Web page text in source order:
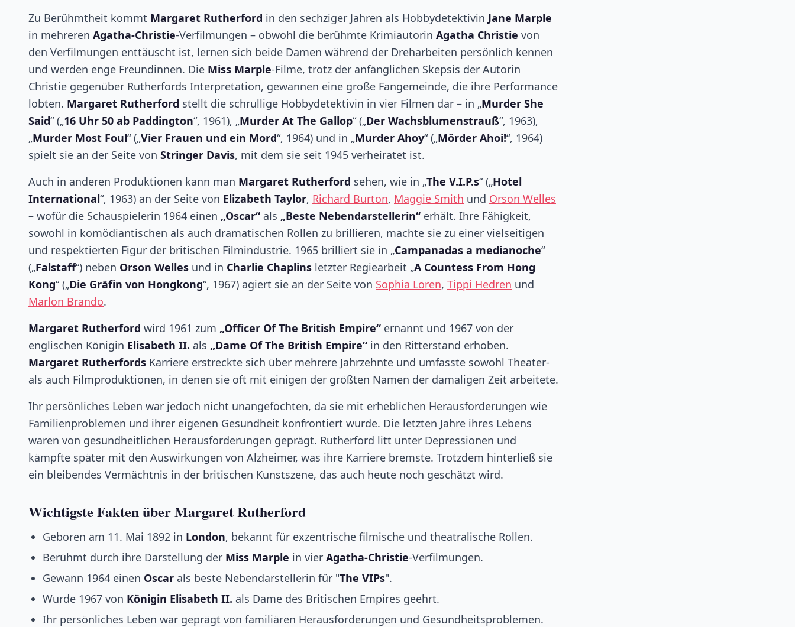
Zu Berühmtheit kommt Margaret Rutherford in den sechziger Jahren als Hobbydetektivin Jane Marple
in mehreren Agatha-Christie-Verfilmungen – obwohl die berühmte Krimiautorin Agatha Christie von
den Verfilmungen enttäuscht ist, lernen sich beide Damen während der Dreharbeiten persönlich kennen
und werden enge Freundinnen. Die Miss Marple-Filme, trotz der anfänglichen Skepsis der Autorin
Christie gegenüber Rutherfords Interpretation, gewannen eine große Fangemeinde, die ihre Performance
lobten. Margaret Rutherford stellt die schrullige Hobbydetektivin in vier Filmen dar – in „Murder She
Said“ („16 Uhr 50 ab Paddington“, 1961), „Murder At The Gallop“ („Der Wachsblumenstrauß“, 1963),
„Murder Most Foul“ („Vier Frauen und ein Mord“, 1964) und in „Murder Ahoy“ („Mörder Ahoi!“, 1964)
spielt sie an der Seite von Stringer Davis, mit dem sie seit 1945 verheiratet ist.
Auch in anderen Produktionen kann man Margaret Rutherford sehen, wie in „The V.I.P.s“ („Hotel
International“, 1963) an der Seite von Elizabeth Taylor, Richard Burton, Maggie Smith und Orson Welles
– wofür die Schauspielerin 1964 einen „Oscar“ als „Beste Nebendarstellerin“ erhält. Ihre Fähigkeit,
sowohl in komödiantischen als auch dramatischen Rollen zu brillieren, machte sie zu einer vielseitigen
und respektierten Figur der britischen Filmindustrie. 1965 brilliert sie in „Campanadas a medianoche“
(„Falstaff“) neben Orson Welles und in Charlie Chaplins letzter Regiearbeit „A Countess From Hong
Kong“ („Die Gräfin von Hongkong“, 1967) agiert sie an der Seite von Sophia Loren, Tippi Hedren und
Marlon Brando.
Margaret Rutherford wird 1961 zum „Officer Of The British Empire“ ernannt und 1967 von der
englischen Königin Elisabeth II. als „Dame Of The British Empire“ in den Ritterstand erhoben.
Margaret Rutherfords Karriere erstreckte sich über mehrere Jahrzehnte und umfasste sowohl Theater-
als auch Filmproduktionen, in denen sie oft mit einigen der größten Namen der damaligen Zeit arbeitete.
Ihr persönliches Leben war jedoch nicht unangefochten, da sie mit erheblichen Herausforderungen wie
Familienproblemen und ihrer eigenen Gesundheit konfrontiert wurde. Die letzten Jahre ihres Lebens
waren von gesundheitlichen Herausforderungen geprägt. Rutherford litt unter Depressionen und
kämpfte später mit den Auswirkungen von Alzheimer, was ihre Karriere bremste. Trotzdem hinterließ sie
ein bleibendes Vermächtnis in der britischen Kunstszene, das auch heute noch geschätzt wird.
Wichtigste Fakten überMargaret Rutherford
Geboren am 11. Mai 1892 in London, bekannt für exzentrische filmische und theatralische Rollen.
Berühmt durch ihre Darstellung der Miss Marple in vier Agatha-Christie-Verfilmungen.
Gewann 1964 einen Oscar als beste Nebendarstellerin für "The VIPs".
Wurde 1967 von Königin Elisabeth II. als Dame des Britischen Empires geehrt.
Ihr persönliches Leben war geprägt von familiären Herausforderungen und Gesundheitsproblemen.